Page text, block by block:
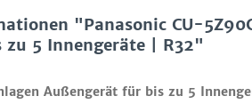
"Panasonic CU-
5 Innengeräte | R32"
Außengerät für bis zu 5